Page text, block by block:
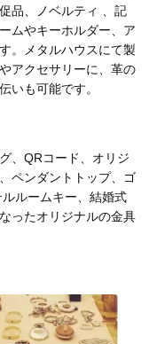
品、ノベルティ 、記
ムやキーホルダー、ア
。メタルハウスにて製
アクセサリーに、革の
いも可能です。
、QRコード、オリジ
ペンダントトップ、ゴ
ルームキー、結婚式
ったオリジナルの金具